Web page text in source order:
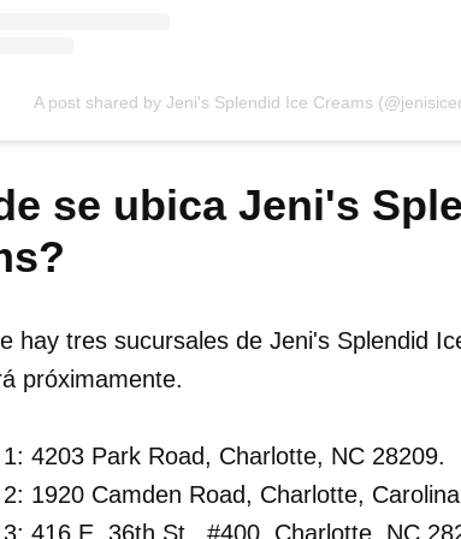
A post shared by Jeni's Splendid Ice Creams
se ubica Jeni's
hay tres sucursales de Jeni's Splendid
próximamente.
4203 Park Road, Charlotte, NC 28209.
1920 Camden Road, Charlotte,
416 E. 36th St., #400, Charlotte, NC